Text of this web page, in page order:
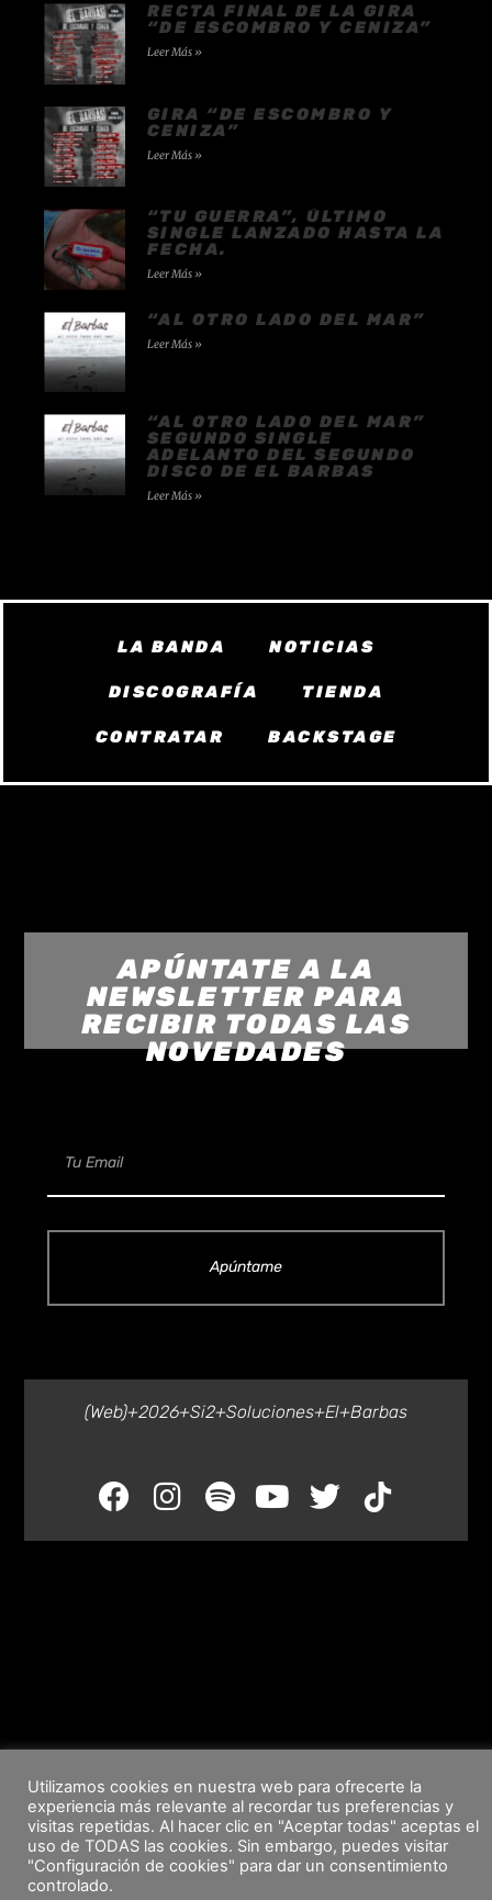
RECTA FINAL DE LA GIRA
“DE ESCOMBRO Y CENIZA”
Leer Más »
GIRA “DE ESCOMBRO Y
CENIZA”
Leer Más »
“TU GUERRA”, ÚLTIMO
SINGLE LANZADO HASTA LA
FECHA.
Leer Más »
“AL OTRO LADO DEL MAR”
Leer Más »
“AL OTRO LADO DEL MAR”
SEGUNDO SINGLE
ADELANTO DEL SEGUNDO
DISCO DE EL BARBAS
Leer Más »
LA BANDA NOTICIAS
DISCOGRAFÍA TIENDA
CONTRATAR BACKSTAGE
APÚNTATE A LA
NEWSLETTER PARA
RECIBIR TODAS LAS
NOVEDADES
Apúntame
(web)+2026+Si2+Soluciones+El+Barbas
Utilizamos cookies en nuestra web para ofrecerte la
experiencia más relevante al recordar tus preferencias y
visitas repetidas. Al hacer clic en "Aceptar todas" aceptas el
uso de TODAS las cookies. Sin embargo, puedes visitar
"Configuración de cookies" para dar un consentimiento
controlado.